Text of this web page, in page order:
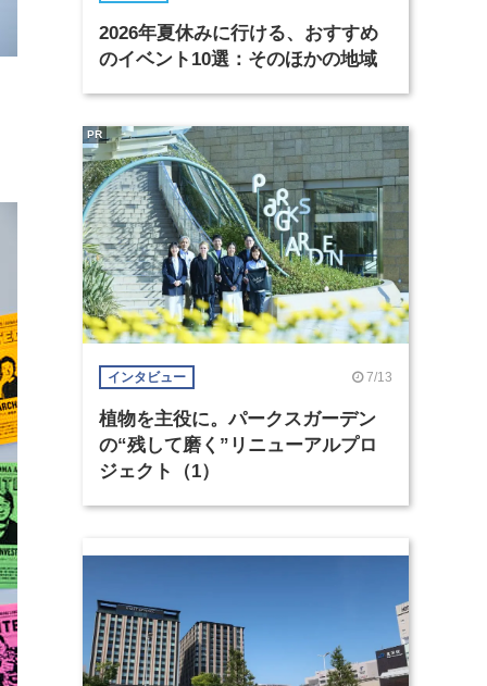
2026年夏休みに行ける、おすすめ
のイベント10選：そのほかの地域
インタビュー 7/13
植物を主役に。パークスガーデン
の“残して磨く”リニューアルプロ
ジェクト（1）
PR